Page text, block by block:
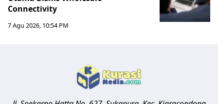
Connectivity
7 Agu 2026, 10:54 PM